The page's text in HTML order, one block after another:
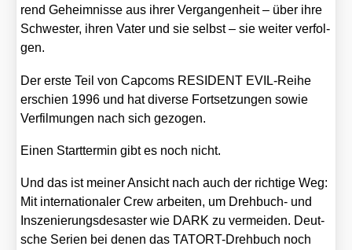
rend Geheim­nis­se aus ihrer Ver­gan­gen­heit – über ihre
Schwes­ter, ihren Vater und sie selbst – sie wei­ter ver­fol­
gen.
Der ers­te Teil von Cap­coms RESIDENT EVIL-Rei­he
erschien 1996 und hat diver­se Fort­set­zun­gen sowie
Ver­fil­mun­gen nach sich gezo­gen.
Einen Start­ter­min gibt es noch nicht.
Und das ist mei­ner Ansicht nach auch der rich­ti­ge Weg:
Mit inter­na­tio­na­ler Crew arbei­ten, um Dreh­buch- und
Insze­nie­rungs­de­sas­ter wie DARK zu ver­mei­den. Deut­
sche Seri­en bei denen das TAT­ORT-Dreh­buch noch